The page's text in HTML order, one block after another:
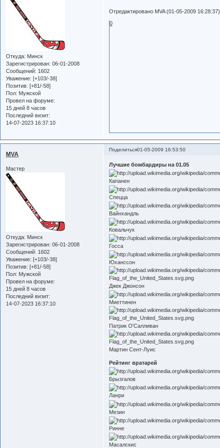
Откуда: Минск
Зарегистрирован: 06-01-2008
Сообщений: 1602
Уважение: [+103/-38]
Позитив: [+81/-58]
Пол: Мужской
Провел на форуме:
15 дней 8 часов
Последний визит:
14-07-2023 16:37:10
Отредактировано MVA (01-05-2009 16:28:37)
0
Поделиться01-05-2009 16:53:50
MVA
Мастер
Откуда: Минск
Зарегистрирован: 06-01-2008
Сообщений: 1602
Уважение: [+103/-38]
Позитив: [+81/-58]
Пол: Мужской
Провел на форуме:
15 дней 8 часов
Последний визит:
14-07-2023 16:37:10
Лучшие бомбардиры на 01.05
Капанен
Спецца
Вайнхандль
Ковальчук
Госса
Юханссон
Джек Джонсон
Миеттинен
Патрик О'Салливан
Мартин Сент-Луис
Рейтинг вратарей
Брызгалов
Ланри
Мезин
Ринне
Масалскис